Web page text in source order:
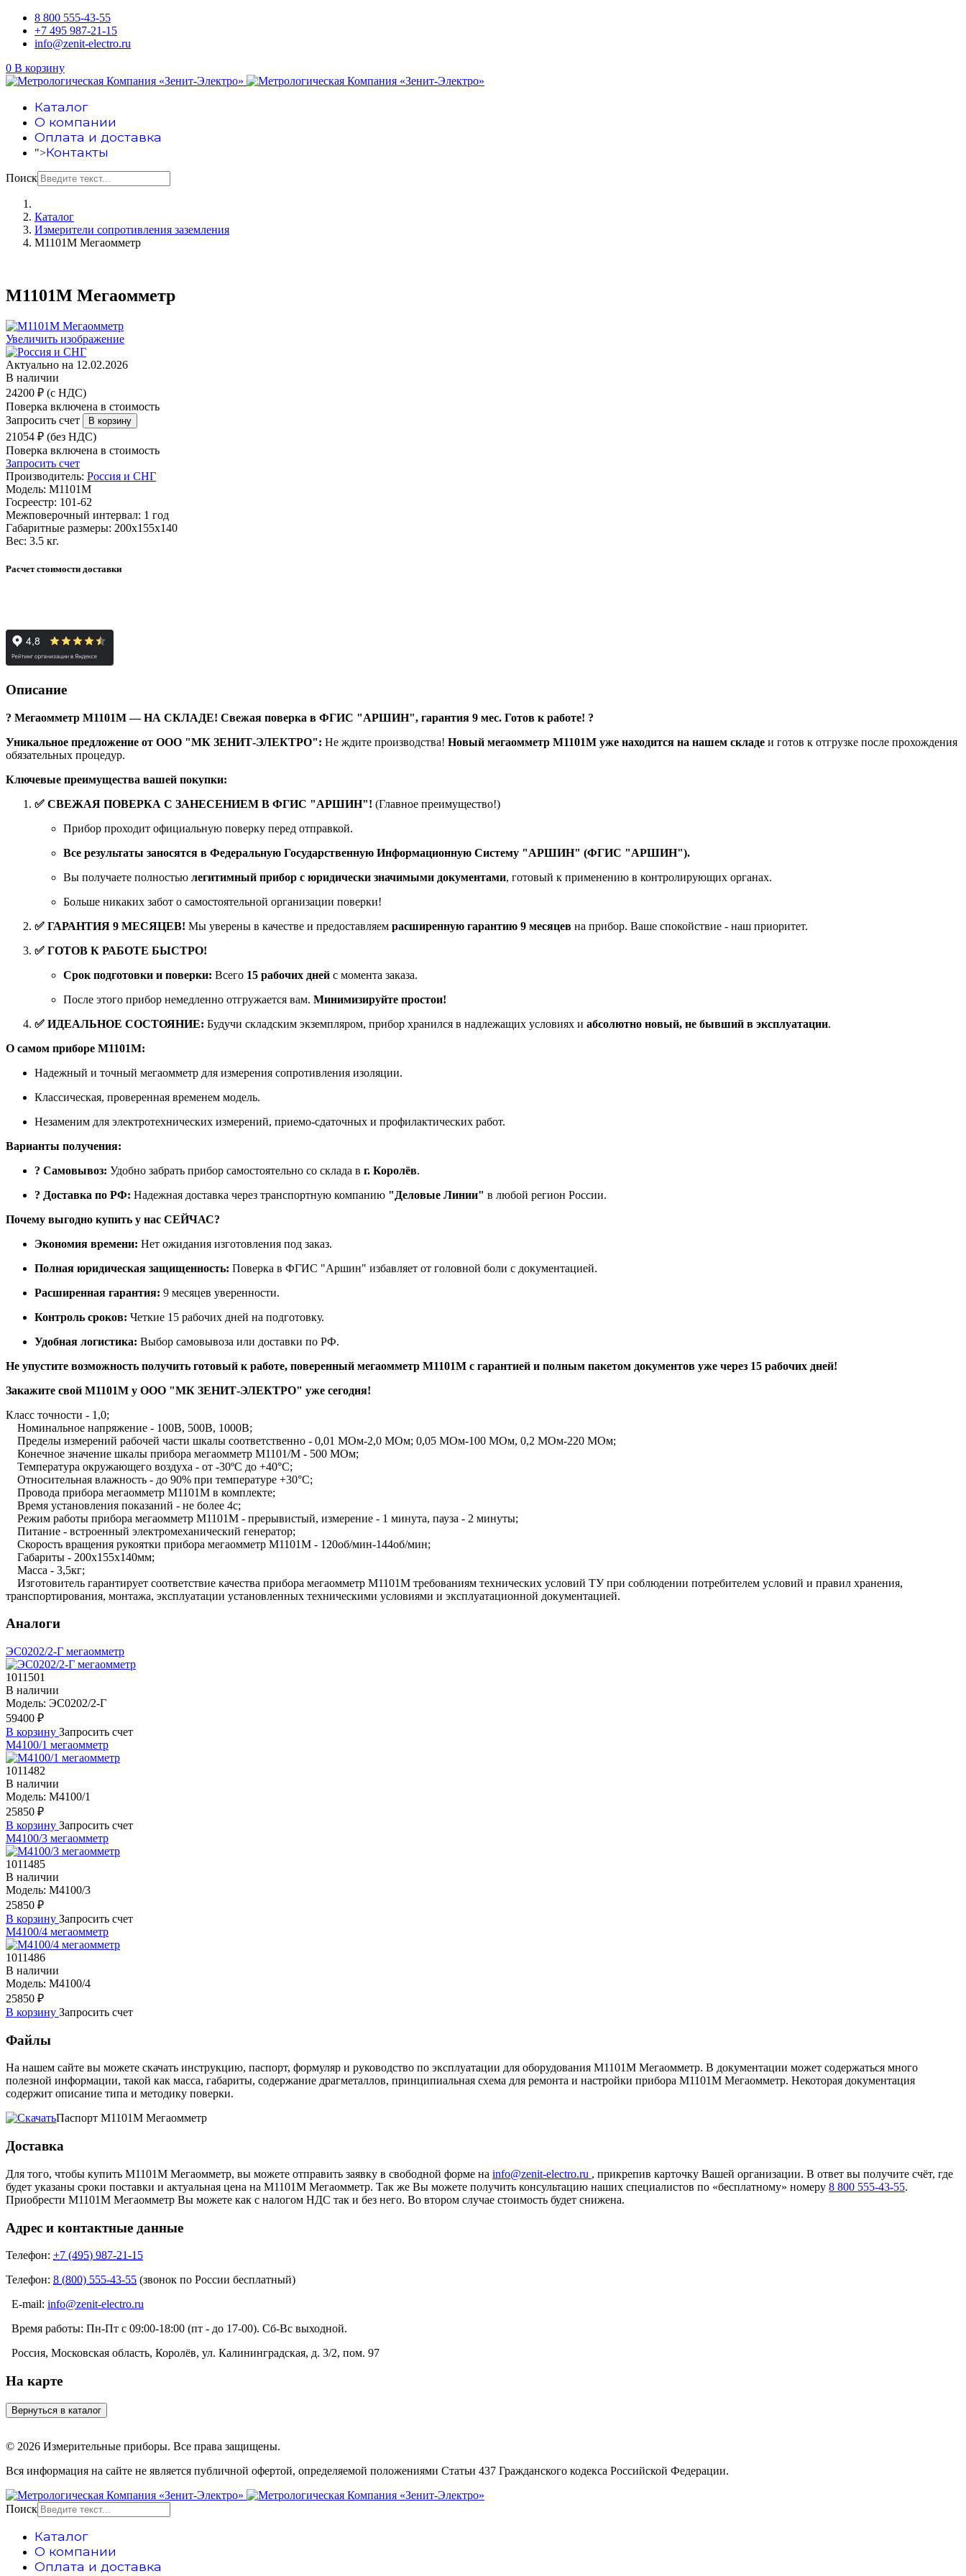
8 800 555-43-55
+7 495 987-21-15
info@zenit-electro.ru
0 В корзину
Каталог
О компании
Оплата и доставка
">Контакты
Поиск
Каталог
Измерители сопротивления заземления
М1101М Мегаомметр
М1101М Мегаомметр
Увеличить изображение
Актуально на 12.02.2026
В наличии
24200 ₽ (с НДС)
Поверка включена в стоимость
Запросить счет
21054 ₽ (без НДС)
Поверка включена в стоимость
Запросить счет
Производитель: Россия и СНГ
Модель: М1101М
Госреестр: 101-62
Межповерочный интервал: 1 год
Габаритные размеры: 200х155х140
Вес: 3.5 кг.
Расчет стоимости доставки
Описание
? Мегаомметр М1101М — НА СКЛАДЕ! Свежая поверка в ФГИС "АРШИН", гарантия 9 мес. Готов к работе! ?
Уникальное предложение от ООО "МК ЗЕНИТ-ЭЛЕКТРО": Не ждите производства! Новый мегаомметр М1101М уже находится на нашем складе и готов к отгрузке после прохождения
обязательных процедур.
Ключевые преимущества вашей покупки:
✅ СВЕЖАЯ ПОВЕРКА С ЗАНЕСЕНИЕМ В ФГИС "АРШИН"! (Главное преимущество!)
Прибор проходит официальную поверку перед отправкой.
Все результаты заносятся в Федеральную Государственную Информационную Систему "АРШИН" (ФГИС "АРШИН").
Вы получаете полностью легитимный прибор с юридически значимыми документами, готовый к применению в контролирующих органах.
Больше никаких забот о самостоятельной организации поверки!
✅ ГАРАНТИЯ 9 МЕСЯЦЕВ! Мы уверены в качестве и предоставляем расширенную гарантию 9 месяцев на прибор. Ваше спокойствие - наш приоритет.
✅ ГОТОВ К РАБОТЕ БЫСТРО!
Срок подготовки и поверки: Всего 15 рабочих дней с момента заказа.
После этого прибор немедленно отгружается вам. Минимизируйте простои!
✅ ИДЕАЛЬНОЕ СОСТОЯНИЕ: Будучи складским экземпляром, прибор хранился в надлежащих условиях и абсолютно новый, не бывший в эксплуатации.
О самом приборе М1101М:
Надежный и точный мегаомметр для измерения сопротивления изоляции.
Классическая, проверенная временем модель.
Незаменим для электротехнических измерений, приемо-сдаточных и профилактических работ.
Варианты получения:
? Самовывоз: Удобно забрать прибор самостоятельно со склада в г. Королёв.
? Доставка по РФ: Надежная доставка через транспортную компанию "Деловые Линии" в любой регион России.
Почему выгодно купить у нас СЕЙЧАС?
Экономия времени: Нет ожидания изготовления под заказ.
Полная юридическая защищенность: Поверка в ФГИС "Аршин" избавляет от головной боли с документацией.
Расширенная гарантия: 9 месяцев уверенности.
Контроль сроков: Четкие 15 рабочих дней на подготовку.
Удобная логистика: Выбор самовывоза или доставки по РФ.
Не упустите возможность получить готовый к работе, поверенный мегаомметр М1101М с гарантией и полным пакетом документов уже через 15 рабочих дней!
Закажите свой М1101М у ООО "МК ЗЕНИТ-ЭЛЕКТРО" уже сегодня!
Класс точности - 1,0;
Номинальное напряжение - 100В, 500В, 1000В;
Пределы измерений рабочей части шкалы соответственно - 0,01 МОм-2,0 МОм; 0,05 МОм-100 МОм, 0,2 МОм-220 МОм;
Конечное значение шкалы прибора мегаомметр М1101/М - 500 МОм;
Температура окружающего воздуха - от -30ºС до +40°С;
Относительная влажность - до 90% при температуре +30°С;
Провода прибора мегаомметр М1101М в комплекте;
Время установления показаний - не более 4с;
Режим работы прибора мегаомметр М1101М - прерывистый, измерение - 1 минута, пауза - 2 минуты;
Питание - встроенный электромеханический генератор;
Скорость вращения рукоятки прибора мегаомметр М1101М - 120об/мин-144об/мин;
Габариты - 200х155х140мм;
Масса - 3,5кг;
Изготовитель гарантирует соответствие качества прибора мегаомметр М1101М требованиям технических условий ТУ при соблюдении потребителем условий и правил хранения,
транспортирования, монтажа, эксплуатации установленных техническими условиями и эксплуатационной документацией.
Аналоги
ЭС0202/2-Г мегаомметр
1011501
В наличии
Модель: ЭС0202/2-Г
59400 ₽
В корзину Запросить счет
М4100/1 мегаомметр
1011482
В наличии
Модель: М4100/1
25850 ₽
В корзину Запросить счет
М4100/3 мегаомметр
1011485
В наличии
Модель: М4100/3
25850 ₽
В корзину Запросить счет
М4100/4 мегаомметр
1011486
В наличии
Модель: М4100/4
25850 ₽
В корзину Запросить счет
Файлы
На нашем сайте вы можете скачать инструкцию, паспорт, формуляр и руководство по эксплуатации для оборудования М1101М Мегаомметр. В документации может содержаться много
полезной информации, такой как масса, габариты, содержание драгметаллов, принципиальная схема для ремонта и настройки прибора М1101М Мегаомметр. Некоторая документация
содержит описание типа и методику поверки.
Паспорт М1101М Мегаомметр
Доставка
Для того, чтобы купить М1101М Мегаомметр, вы можете отправить заявку в свободной форме на info@zenit-electro.ru , прикрепив карточку Вашей организации. В ответ вы получите счёт, где
будет указаны сроки поставки и актуальная цена на М1101М Мегаомметр. Так же Вы можете получить консультацию наших специалистов по «бесплатному» номеру 8 800 555-43-55.
Приобрести М1101М Мегаомметр Вы можете как с налогом НДС так и без него. Во втором случае стоимость будет снижена.
Адрес и контактные данные
Телефон: +7 (495) 987-21-15
Телефон: 8 (800) 555-43-55 (звонок по России бесплатный)
E-mail: info@zenit-electro.ru
Время работы: Пн-Пт с 09:00-18:00 (пт - до 17-00). Сб-Вс выходной.
Россия, Московская область, Королёв, ул. Калининградская, д. 3/2, пом. 97
На карте
© 2026 Измерительные приборы. Все права защищены.
Вся информация на сайте не является публичной офертой, определяемой положениями Статьи 437 Гражданского кодекса Российской Федерации.
Поиск
Каталог
О компании
Оплата и доставка